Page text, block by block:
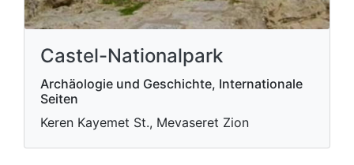
Castel-Nationalpark
Archäologie und Geschichte, Internationale
Seiten
Keren Kayemet St., Mevaseret Zion